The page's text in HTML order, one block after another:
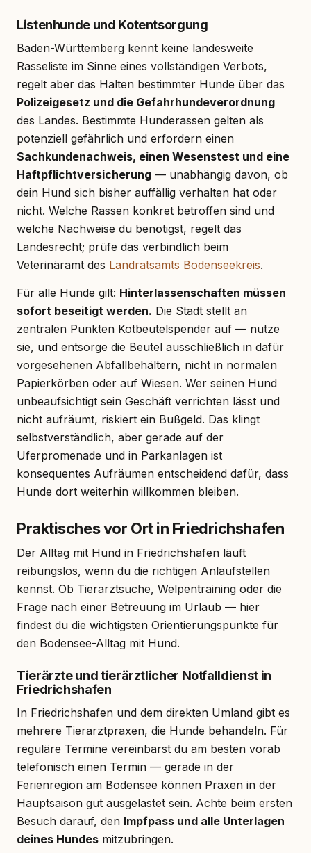
Listenhunde und Kotentsorgung
Baden-Württemberg kennt keine landesweite
Rasseliste im Sinne eines vollständigen Verbots,
regelt aber das Halten bestimmter Hunde über das
Polizeigesetz und die Gefahrhundeverordnung
des Landes. Bestimmte Hunderassen gelten als
potenziell gefährlich und erfordern einen
Sachkundenachweis, einen Wesenstest und eine
Haftpflichtversicherung — unabhängig davon, ob
dein Hund sich bisher auffällig verhalten hat oder
nicht. Welche Rassen konkret betroffen sind und
welche Nachweise du benötigst, regelt das
Landesrecht; prüfe das verbindlich beim
Veterinäramt des Landratsamts Bodenseekreis.
Für alle Hunde gilt: Hinterlassenschaften müssen
sofort beseitigt werden. Die Stadt stellt an
zentralen Punkten Kotbeutelspender auf — nutze
sie, und entsorge die Beutel ausschließlich in dafür
vorgesehenen Abfallbehältern, nicht in normalen
Papierkörben oder auf Wiesen. Wer seinen Hund
unbeaufsichtigt sein Geschäft verrichten lässt und
nicht aufräumt, riskiert ein Bußgeld. Das klingt
selbstverständlich, aber gerade auf der
Uferpromenade und in Parkanlagen ist
konsequentes Aufräumen entscheidend dafür, dass
Hunde dort weiterhin willkommen bleiben.
Praktisches vor Ort in Friedrichshafen
Der Alltag mit Hund in Friedrichshafen läuft
reibungslos, wenn du die richtigen Anlaufstellen
kennst. Ob Tierarztsuche, Welpentraining oder die
Frage nach einer Betreuung im Urlaub — hier
findest du die wichtigsten Orientierungspunkte für
den Bodensee-Alltag mit Hund.
Tierärzte und tierärztlicher Notfalldienst in
Friedrichshafen
In Friedrichshafen und dem direkten Umland gibt es
mehrere Tierarztpraxen, die Hunde behandeln. Für
reguläre Termine vereinbarst du am besten vorab
telefonisch einen Termin — gerade in der
Ferienregion am Bodensee können Praxen in der
Hauptsaison gut ausgelastet sein. Achte beim ersten
Besuch darauf, den Impfpass und alle Unterlagen
deines Hundes mitzubringen.